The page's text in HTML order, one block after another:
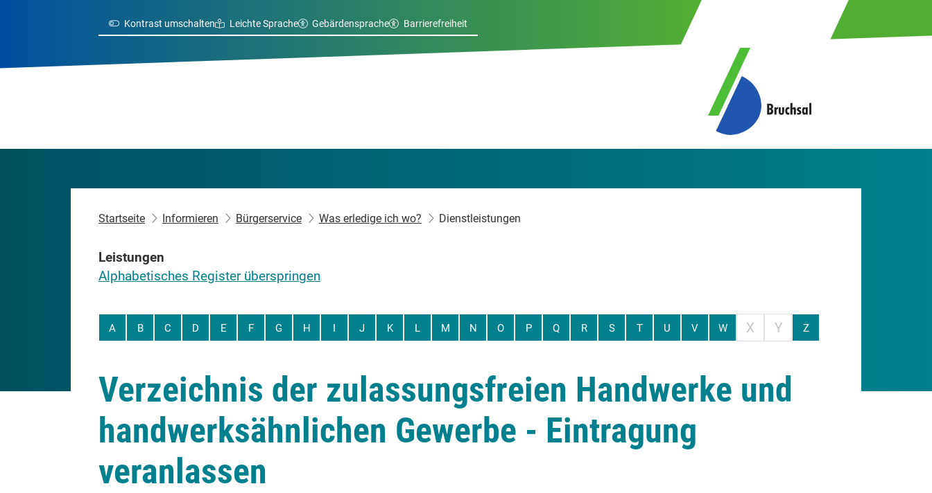
Kontrast umschalten Leichte Sprache Gebärdensprache Barrierefreiheit
Startseite Informieren Bürgerservice Was erledige ich wo? Dienstleistungen
Leistungen
Alphabetisches Register überspringen
A B C D E F G H I J K L M N O P Q R S T U V W X Y Z
Verzeichnis der zulassungsfreien Handwerke und
handwerksähnlichen Gewerbe - Eintragung
veranlassen